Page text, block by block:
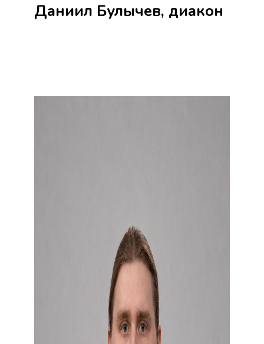
Даниил Булычев, диакон